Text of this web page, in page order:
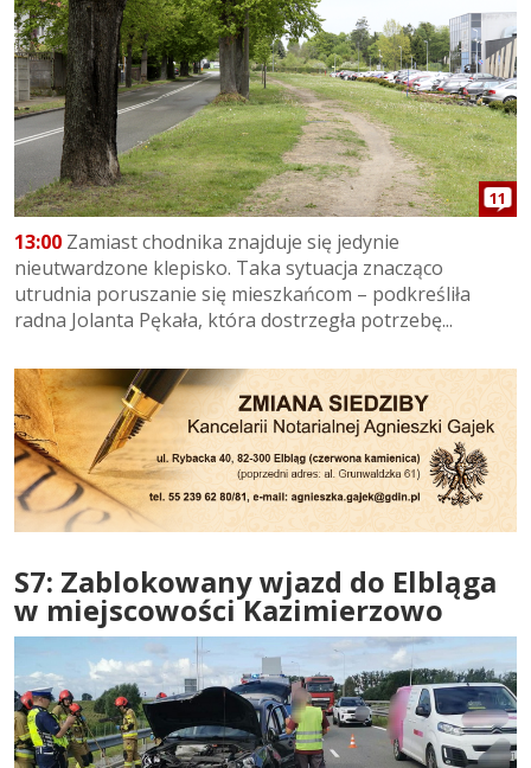
11
13:00 Zamiast chodnika znajduje się jedynie
nieutwardzone klepisko. Taka sytuacja znacząco
utrudnia poruszanie się mieszkańcom – podkreśliła
radna Jolanta Pękała, która dostrzegła potrzebę...
S7: Zablokowany wjazd do Elbląga
w miejscowości Kazimierzowo